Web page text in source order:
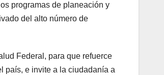
programas de planeación y
del alto número de
Federal, para que refuerce
país, e invite a la ciudadanía a